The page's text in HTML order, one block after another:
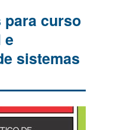
para curso
e
sistemas